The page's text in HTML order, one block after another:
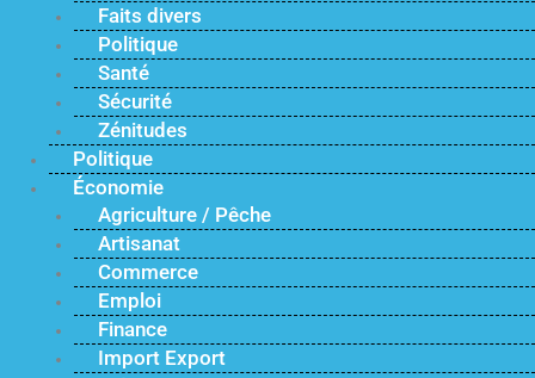
Faits divers
Politique
Santé
Sécurité
Zénitudes
Politique
Économie
Agriculture / Pêche
Artisanat
Commerce
Emploi
Finance
Import Export